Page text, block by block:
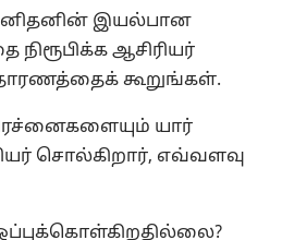
இயல்பான
ஆசிரியர்
கூறுங்கள்.
யார்
சொல்கிறார், எவ்வளவு